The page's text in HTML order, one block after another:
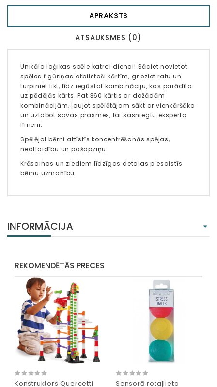
APRAKSTS
ATSAUKSMES (0)
Unikāla loģikas spēle katrai dienai! Sāciet novietot
spēles figūriņas atbilstoši kārtīm, grieziet ratu un
turpiniet likt, līdz iegūstat kombināciju, kas parādīta
uz pēdējās kārts. Pat 360 kārtis ar dažādām
kombinācijām, ļaujot spēlētājam sākt ar vienkāršāko
un uzlabot savas prasmes, lai sasniegtu eksperta
līmeni.
Spēlējot bērni attīstīs koncentrēšanās spējas,
neatlaidību un pašapziņu.
Krāsainas un ziediem līdzīgas detaļas piesaistīs
bērnu uzmanību.
INFORMĀCIJA
REKOMENDĒTĀS PRECES
Konstruktors Quercetti Sensorā rotaļlieta